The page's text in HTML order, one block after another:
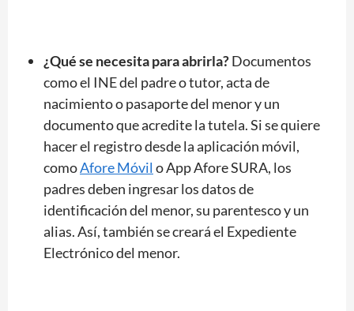
¿Qué se necesita para abrirla?Documentos
como el INE del padre o tutor, acta de
nacimiento o pasaporte del menor y un
documento que acredite la tutela. Si se quiere
hacer el registro desde la aplicación móvil,
comoAfore Móvil o App Afore SURA, los
padres deben ingresar los datos de
identificación del menor, su parentesco y un
alias. Así, también se creará el Expediente
Electrónico del menor.